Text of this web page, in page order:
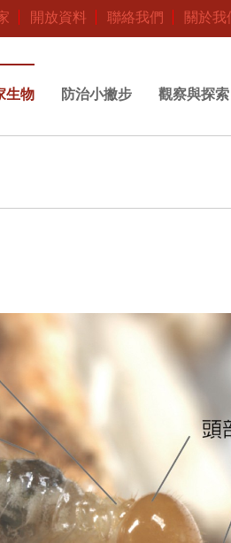
開放資料 聯絡我們 關於我
觀察與探索
防治小撇步
生物